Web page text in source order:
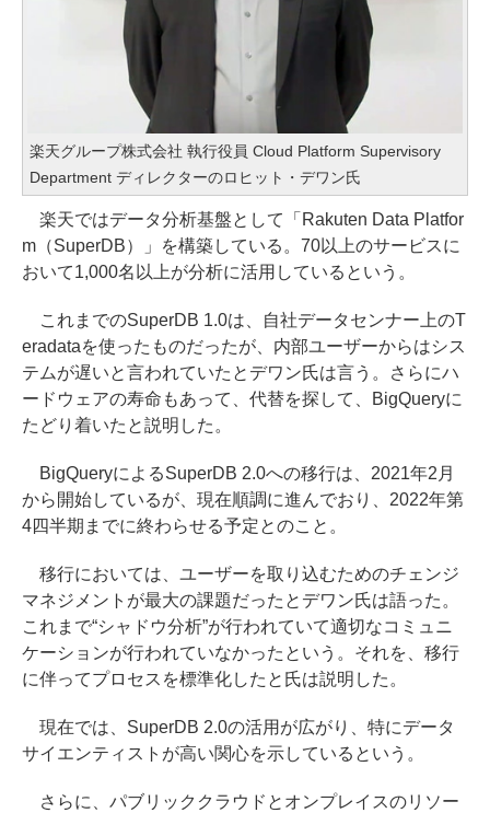
楽天グループ株式会社 執行役員 Cloud Platform Supervisory
Department ディレクターのロヒット・デワン氏
楽天ではデータ分析基盤として「Rakuten Data Platfor
m（SuperDB）」を構築している。70以上のサービスに
おいて1,000名以上が分析に活用しているという。
これまでのSuperDB 1.0は、自社データセンナー上のT
eradataを使ったものだったが、内部ユーザーからはシス
テムが遅いと言われていたとデワン氏は言う。さらにハ
ードウェアの寿命もあって、代替を探して、BigQueryに
たどり着いたと説明した。
BigQueryによるSuperDB 2.0への移行は、2021年2月
から開始しているが、現在順調に進んでおり、2022年第
4四半期までに終わらせる予定とのこと。
移行においては、ユーザーを取り込むためのチェンジ
マネジメントが最大の課題だったとデワン氏は語った。
これまで“シャドウ分析”が行われていて適切なコミュニ
ケーションが行われていなかったという。それを、移行
に伴ってプロセスを標準化したと氏は説明した。
現在では、SuperDB 2.0の活用が広がり、特にデータ
サイエンティストが高い関心を示しているという。
さらに、パブリッククラウドとオンプレイスのリソー